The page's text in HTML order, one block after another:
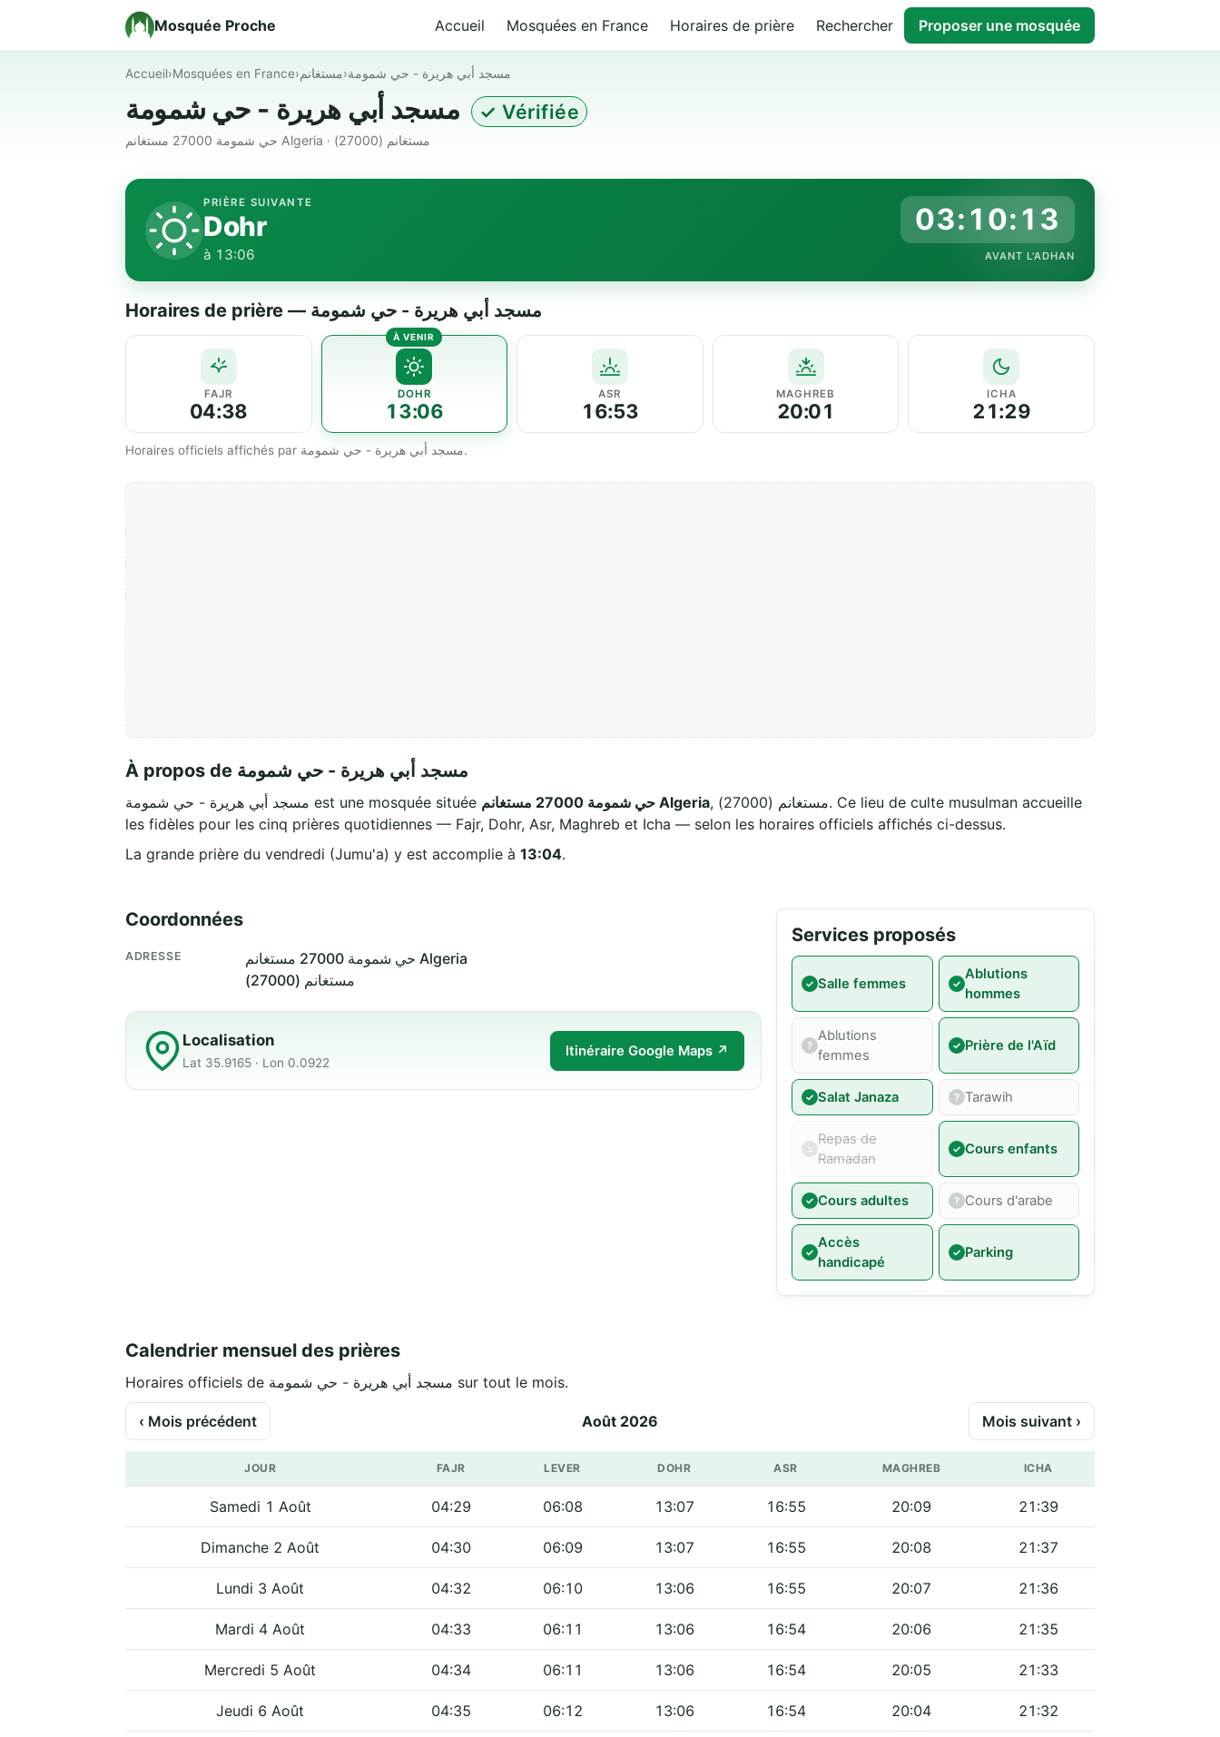
Mosquée Proche Accueil Mosquées en France Horaires de prière Rechercher Proposer une mosquée
Accueil›Mosquées en France›مستغانم›مسجد أبي هريرة - حي شمومة
✓ Vérifiée
حي شمومة 27000 مستغانم Algeria · مستغانم (27000)
PRIÈRE SUIVANTE
Dohr
à 13:06
03:10:12
AVANT L'ADHAN
Horaires de prière — مسجد أبي هريرة - حي شمومة
FAJR
04:38
DOHR
13:06
ASR
16:53
MAGHREB
20:01
ICHA
21:29
Horaires officiels affichés par مسجد أبي هريرة - حي شمومة.
À propos de مسجد أبي هريرة - حي شمومة
مسجد أبي هريرة - حي شمومة est une mosquée située حي شمومة 27000 مستغانم Algeria, مستغانم (27000). Ce lieu de culte musulman accueille
les fidèles pour les cinq prières quotidiennes — Fajr, Dohr, Asr, Maghreb et Icha — selon les horaires officiels affichés ci-dessus.
La grande prière du vendredi (Jumu'a) y est accomplie à 13:04.
Coordonnées
ADRESSE
حي شمومة 27000 مستغانم Algeria
مستغانم (27000)
Localisation
Lat 35.9165 · Lon 0.0922
Itinéraire Google Maps ↗
Services proposés
Salle femmes
Ablutions
hommes
Ablutions
femmes
Prière de l'Aïd
Salat Janaza Tarawih
Repas de
Ramadan
Cours enfants
Cours adultes Cours d'arabe
Accès
handicapé
Parking
Calendrier mensuel des prières
Horaires officiels de مسجد أبي هريرة - حي شمومة sur tout le mois.
‹ Mois précédent Août 2026 Mois suivant ›
JOUR FAJR LEVER DOHR ASR MAGHREB ICHA
Samedi 1 Août 04:29 06:08 13:07 16:55 20:09 21:39
Dimanche 2 Août 04:30 06:09 13:07 16:55 20:08 21:37
Lundi 3 Août 04:32 06:10 13:06 16:55 20:07 21:36
Mardi 4 Août 04:33 06:11 13:06 16:54 20:06 21:35
Mercredi 5 Août 04:34 06:11 13:06 16:54 20:05 21:33
Jeudi 6 Août 04:35 06:12 13:06 16:54 20:04 21:32